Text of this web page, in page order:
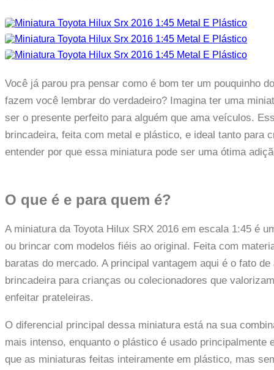
Você já parou pra pensar como é bom ter um pouquinho
fazem você lembrar do verdadeiro? Imagina ter uma
ser o presente perfeito para alguém que ama veículos.
brincadeira, feita com metal e plástico, e ideal tanto para
entender por que essa miniatura pode ser uma ótima
O que é e para quem é?
A miniatura da Toyota Hilux SRX 2016 em escala 1:45 é
ou brincar com modelos fiéis ao original. Feita com
baratas do mercado. A principal vantagem aqui é o fato
brincadeira para crianças ou colecionadores que
enfeitar prateleiras.
O diferencial principal dessa miniatura está na sua
mais intenso, enquanto o plástico é usado
que as miniaturas feitas inteiramente em plástico, mas